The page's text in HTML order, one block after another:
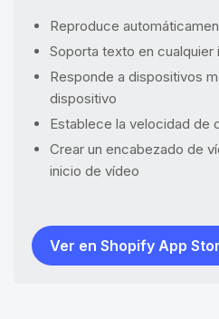
Reproduce
Soporta texto en cualquier
Responde a dispositivos
dispositivo
Establece la velocidad de
Crear un encabezado de
inicio de vídeo
Ver en Shopify App